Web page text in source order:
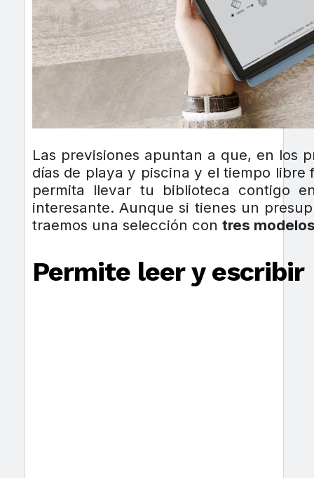
Las previsiones apuntan a que, en los
días de playa y piscina y el tiempo
permita llevar tu biblioteca contigo
interesante. Aunque si tienes un
traemos una selección con tres
Permite leer y escribir